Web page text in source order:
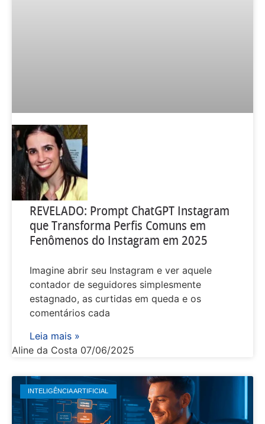
REVELADO: Prompt ChatGPT Instagram
que Transforma Perfis Comuns em
Fenômenos do Instagram em 2025
Imagine abrir seu Instagram e ver aquele
contador de seguidores simplesmente
estagnado, as curtidas em queda e os
comentários cada
Leia mais »
Aline da Costa 07/06/2025
INTELIGÊNCIA ARTIFICIAL